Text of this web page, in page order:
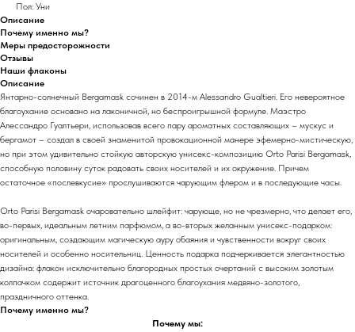
Пол: Уни
Описание
Почему именно мы?
Меры предосторожности
Отзывы
Наши флаконы
Описание
Янтарно-солнечный Bergamask сочинен в 2014-м Alessandro Gualtieri. Его невероятное
благоухание основано на лаконичной, но беспроигрышной формуле. Маэстро
Алессандро Гуалтьери, использовав всего пару ароматных составляющих – мускус и
бергамот – создал в своей знаменитой провокационной манере эфемерно-мистическую,
но при этом удивительно стойкую авторскую унисекс-композицию Orto Parisi Bergamask,
способную половину суток радовать своих носителей и их окружение. Причем
остаточное «послевкусие» прослушиваются чарующим флером и в последующие часы.
Orto Parisi Bergamask очаровательно шлейфит: чарующе, но не чрезмерно, что делает его,
во-первых, идеальным летним парфюмом, а во-вторых желанным унисекс-подарком:
оригинальным, создающим магическую ауру обаяния и чувственности вокруг своих
носителей и особенно носительниц. Ценность подарка подчеркивается элегантностью
дизайна: флакон исключительно благородных простых очертаний с высоким золотым
колпачком содержит источник драгоценного благоухания медвяно-золотого,
праздничного оттенка.
Почему именно мы?
Почему мы: